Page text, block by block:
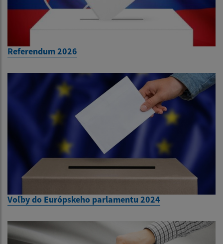
Referendum 2026
Voľby do Európskeho parlamentu 2024